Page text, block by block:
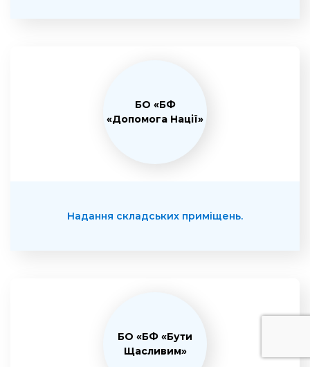
БО «БФ
«Допомога Нації»
Надання складських приміщень.
БО «БФ «Бути
Щасливим»